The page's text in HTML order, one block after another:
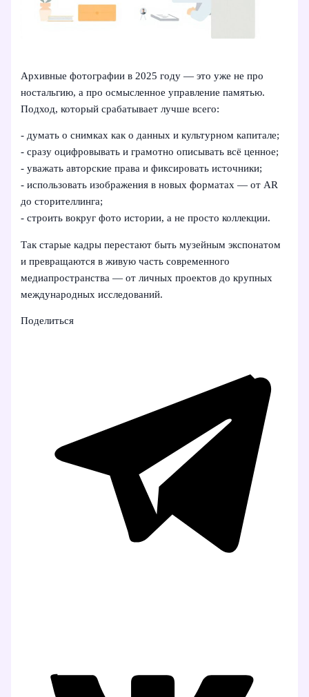
Архивные фотографии в 2025 году — это уже не про
ностальгию, а про осмысленное управление памятью.
Подход, который срабатывает лучше всего:
- думать о снимках как о данных и культурном капитале;
- сразу оцифровывать и грамотно описывать всё ценное;
- уважать авторские права и фиксировать источники;
- использовать изображения в новых форматах — от AR
до сторителлинга;
- строить вокруг фото истории, а не просто коллекции.
Так старые кадры перестают быть музейным экспонатом
и превращаются в живую часть современного
медиапространства — от личных проектов до крупных
международных исследований.
Поделиться